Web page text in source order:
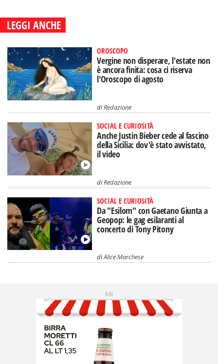
LEGGI ANCHE
OROSCOPO
Vergine non disperare, l'estate non
è ancora finita: cosa ci riserva
l'Oroscopo di agosto
diRedazione
SOCIAL E CURIOSITÀ
Anche Justin Bieber cede al fascino
della Sicilia: dov'è stato avvistato,
il video
diRedazione
SOCIAL E CURIOSITÀ
Da "Esilom" con Gaetano Giunta a
Geopop: le gag esilaranti al
concerto di Tony Pitony
diAlice Marchese
Adv